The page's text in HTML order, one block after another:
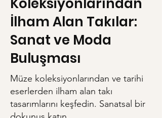
Koleksiyonlarından
İlham Alan Takılar:
Sanat ve Moda
Buluşması
Müze koleksiyonlarından ve tarihi
eserlerden ilham alan takı
tasarımlarını keşfedin. Sanatsal bir